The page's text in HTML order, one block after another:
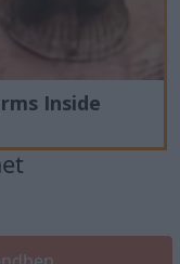
Inside